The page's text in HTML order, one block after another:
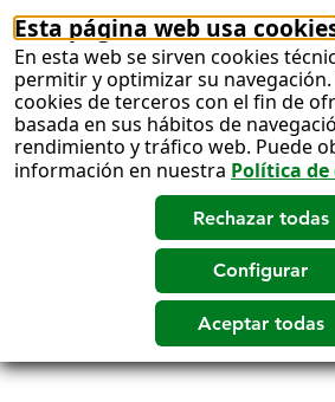
Esta página web usa
En esta web se sirven cookies
permitir y optimizar su navegación.
cookies de terceros con el fin de
basada en sus hábitos de
rendimiento y tráfico web. Puede
información en nuestra Política de